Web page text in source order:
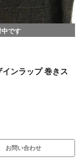
です
ンラップ 巻きス
お問い合わせ